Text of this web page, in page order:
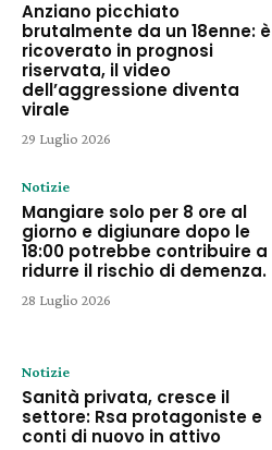
Anziano picchiato
brutalmente da un 18enne: è
ricoverato in prognosi
riservata, il video
dell’aggressione diventa
virale
29 Luglio 2026
Notizie
Mangiare solo per 8 ore al
giorno e digiunare dopo le
18:00 potrebbe contribuire a
ridurre il rischio di demenza.
28 Luglio 2026
Notizie
Sanità privata, cresce il
settore: Rsa protagoniste e
conti di nuovo in attivo